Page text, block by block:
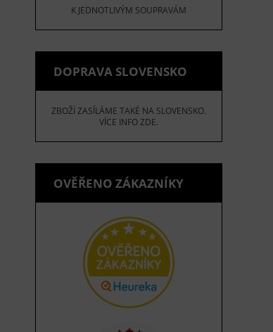
K JEDNOTLIVÝM SOUPRAVÁM
DOPRAVA SLOVENSKO
ZBOŽÍ ZASÍLÁME TAKÉ NA SLOVENSKO.
VÍCE INFO ZDE.
OVĚŘENO ZÁKAZNÍKY